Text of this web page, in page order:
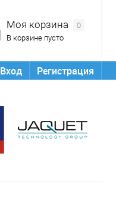
Моя корзина
0
В корзине пусто
Вход Регистрация